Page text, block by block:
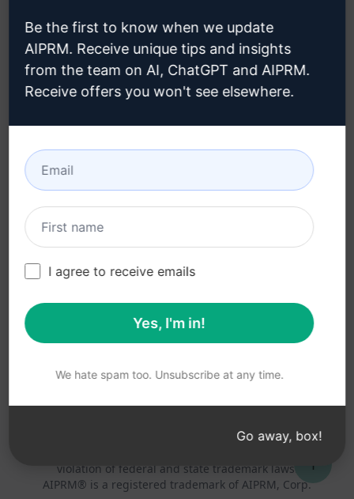
リーガル
プライバシーポリシー
(en)
利用規定 (en)
利用規約 (en)
ブラウザ拡張機能用語
(en)
請求条件 (en)
ダウンロード
インストール方法
© 2026
All logos, trademarks, and registered trademarks are the
AIPRM and other related brand names are registered
laws.
and EU CTM EU18823472, EU18830896.
violation of federal and state trademark laws.
AIPRM® is a registered trademark of AIPRM, Corp.
↑
Be the first to know when we update
AIPRM. Receive unique tips and insights
from the team on AI, ChatGPT and AIPRM.
Receive offers you won't see elsewhere.
I agree to receive emails
Yes, I'm in!
We hate spam too. Unsubscribe at any time.
Go away, box!